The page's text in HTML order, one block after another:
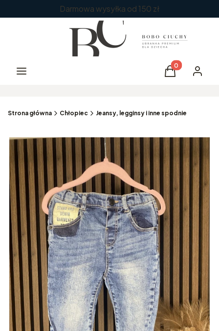
Darmowa wysyłka od 150 zł
Menu Produkty w
Koszyk
Strona główna Chłopiec Jeansy, legginsy i inne spodnie